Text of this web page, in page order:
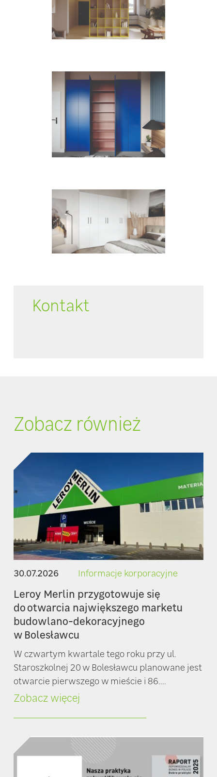
Kontakt
Zobacz również
30.07.2026 Informacje korporacyjne
Leroy Merlin przygotowuje się
do otwarcia największego marketu
budowlano-dekoracyjnego
w Bolesławcu
W czwartym kwartale tego roku przy ul.
Staroszkolnej 20 w Bolesławcu planowane jest
otwarcie pierwszego w mieście i 86....
Zobacz więcej